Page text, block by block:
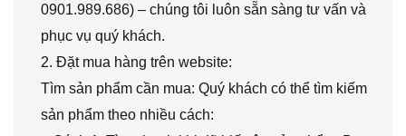
0901.989.686) – chúng tôi luôn sẵn sàng tư vấn và
phục vụ quý khách.
2. Đặt mua hàng trên website:
Tìm sản phẩm cần mua: Quý khách có thể tìm kiếm
sản phẩm theo nhiều cách: